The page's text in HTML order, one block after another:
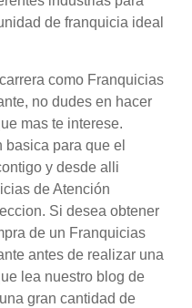
de franquicia ideal
como Franquicias
no dudes en hacer
mas te interese.
para que el
y desde alli
de Atención
Si desea obtener
de un Franquicias
antes de realizar una
lea nuestro blog de
gran cantidad de